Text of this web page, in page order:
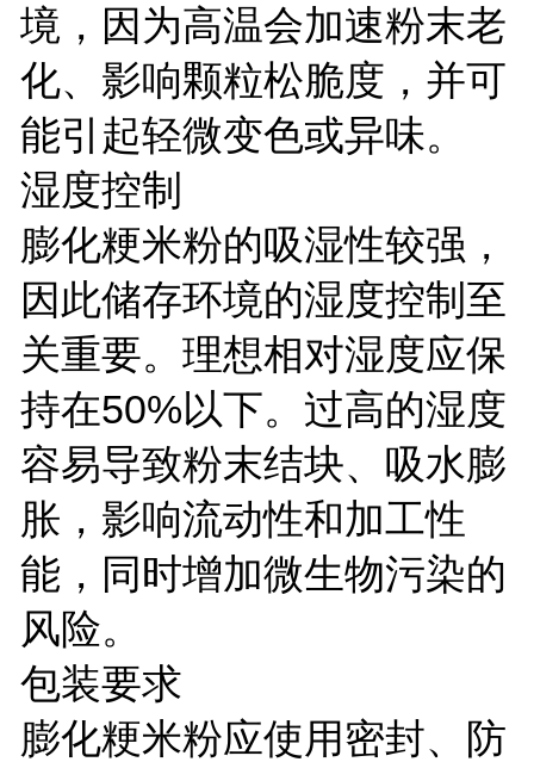
境，因为高温会加速粉末老
化、影响颗粒松脆度，并可
能引起轻微变色或异味。
湿度控制
膨化粳米粉的吸湿性较强，
因此储存环境的湿度控制至
关重要。理想相对湿度应保
持在50%以下。过高的湿度
容易导致粉末结块、吸水膨
胀，影响流动性和加工性
能，同时增加微生物污染的
风险。
包装要求
膨化粳米粉应使用密封、防